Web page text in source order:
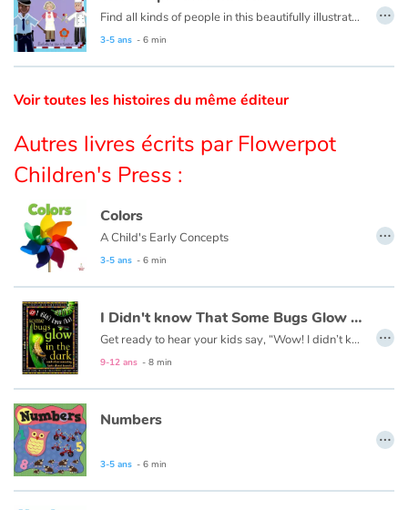
Catalogue anglais
Aide
Accueil
Famille
Écoles
Médiathèques
Vidéos & Tutoriaux
Blog
Find all kinds of people in this beautifully illustrated First Words book by artist Lisa M Gardiner, perfect for your youngest reader discovering the joy of books.
3-5 ans - 6 min
…
Voir toutes les histoires du même éditeur
Autres livres écrits par Flowerpot
Children's Press :
Colors
A Child's Early Concepts
3-5 ans - 6 min
…
I Didn't know That Some Bugs Glow in the Dark
Get ready to hear your kids say, “Wow! I didn’t know that!” as they dive into this fun, informative, question-answering series of books!
9-12 ans - 8 min
…
Numbers
3-5 ans - 6 min
…